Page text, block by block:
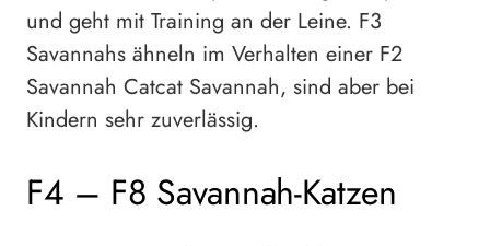
und geht mit Training an der Leine. F3
Savannahs ähneln im Verhalten einer F2
Savannah Catcat Savannah, sind aber bei
Kindern sehr zuverlässig.
F4 – F8 Savannah-Katzen